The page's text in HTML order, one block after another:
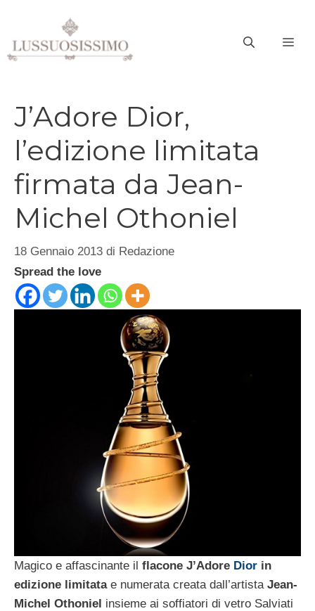
contenuto
J’Adore Dior,
l’edizione limitata
firmata da Jean-
Michel Othoniel
18 Gennaio 2013 di Redazione
Spread the love
Magico e affascinante il flacone J’Adore Dior in
edizione limitatae numerata creata dall’artista Jean-
Michel Othoniel insieme ai soffiatori di vetro Salviati